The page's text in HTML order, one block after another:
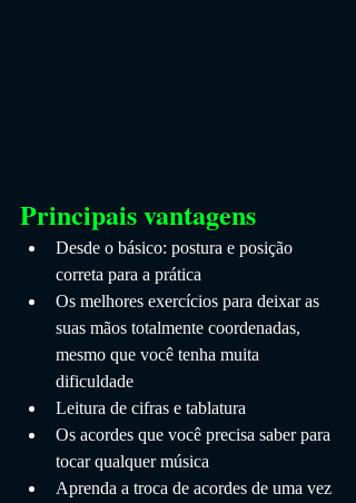
Principais vantagens
Desde o básico: postura e posição
correta para a prática
Os melhores exercícios para deixar as
suas mãos totalmente coordenadas,
mesmo que você tenha muita
dificuldade
Leitura de cifras e tablatura
Os acordes que você precisa saber para
tocar qualquer música
Aprenda a troca de acordes de uma vez